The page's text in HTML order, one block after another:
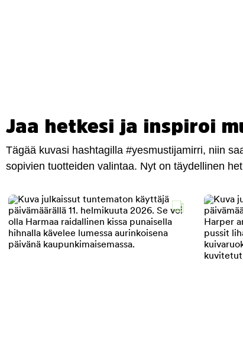
Jaa hetkesi ja inspiroi
Tägää kuvasi hashtagilla #yesmustijamirri, niin
sopivien tuotteiden valintaa. Nyt on täydellinen